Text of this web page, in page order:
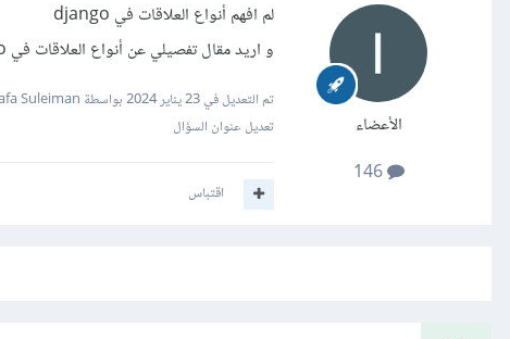
الأعضاء
146
لم افهم أنواع العلاقات في django
و اريد مقال تفصيلي عن أنواع العلاقات في django
تم التعديل في23 يناير 2024
بواسطة Mustafa Suleiman
تعديل عنوان السؤال
اقتباس